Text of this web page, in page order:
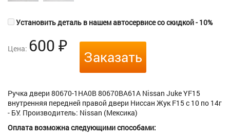
Установить деталь в нашем автосервисе со скидкой - 10%
Цена: 600 ₽
Заказать
Ручка двери 80670-1HA0B 80670BA61A Nissan Juke YF15
внутренняя передней правой двери Ниссан Жук F15 с 10 по 14г
- БУ. Производитель: Nissan (Мексика)
Оплата возможна следующими способами: